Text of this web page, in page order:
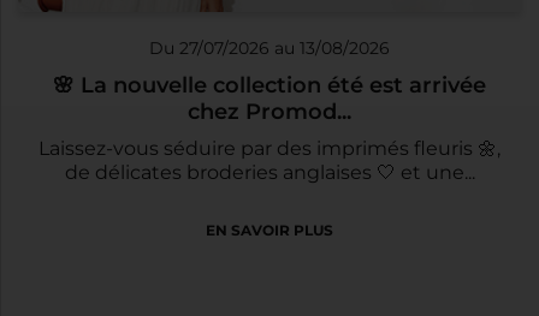
Du 27/07/2026 au 13/08/2026
🌸 La nouvelle collection été est arrivée
chez Promod...
Laissez-vous séduire par des imprimés fleuris 🌼,
de délicates broderies anglaises 🤍 et une...
EN SAVOIR PLUS